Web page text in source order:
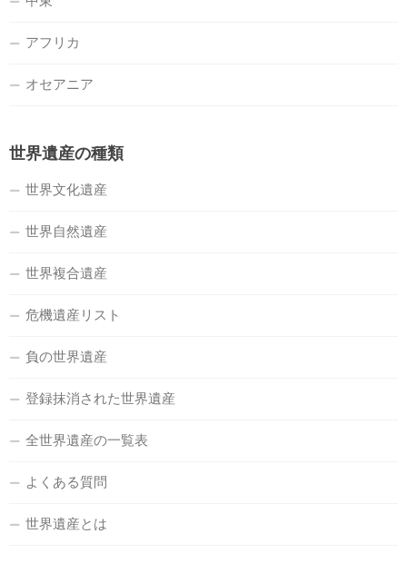
アフリカ
オセアニア
世界遺産の種類
世界文化遺産
世界自然遺産
世界複合遺産
危機遺産リスト
負の世界遺産
登録抹消された世界遺産
全世界遺産の一覧表
よくある質問
世界遺産とは